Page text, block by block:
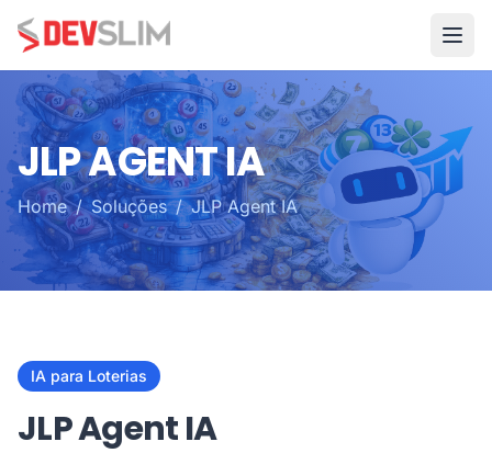
JLP Agent IA | DEVSLIM - Sistema de Informação
JLP AGENT IA
Home / Soluções / JLP Agent IA
IA para Loterias
JLP Agent IA